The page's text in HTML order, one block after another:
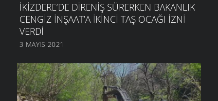
İKIZDERE’DE DIRENIŞ SÜRERKEN BAKANLIK
CENGIZ İNŞAAT’A IKINCI TAŞ OCAĞI IZNI
VERDI
3 MAYIS 2021